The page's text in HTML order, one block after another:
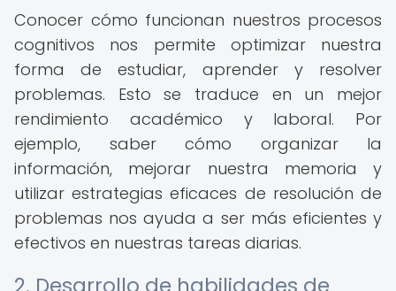
Conocer cómo funcionan nuestros procesos
cognitivos nos permite optimizar nuestra
forma de estudiar, aprender y resolver
problemas. Esto se traduce en un mejor
rendimiento académico y laboral. Por
ejemplo, saber cómo organizar la
información, mejorar nuestra memoria y
utilizar estrategias eficaces de resolución de
problemas nos ayuda a ser más eficientes y
efectivos en nuestras tareas diarias.